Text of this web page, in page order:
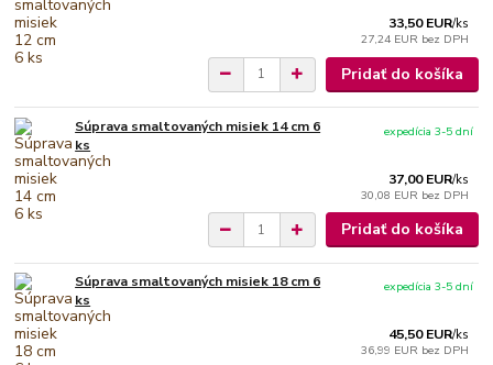
33,50 EUR/ks
27,24 EUR bez DPH
Pridať do košíka
Súprava smaltovaných misiek 14 cm 6
ks
37,00 EUR/ks
30,08 EUR bez DPH
expedícia 3-5 dní
Pridať do košíka
Súprava smaltovaných misiek 18 cm 6
ks
45,50 EUR/ks
36,99 EUR bez DPH
expedícia 3-5 dní